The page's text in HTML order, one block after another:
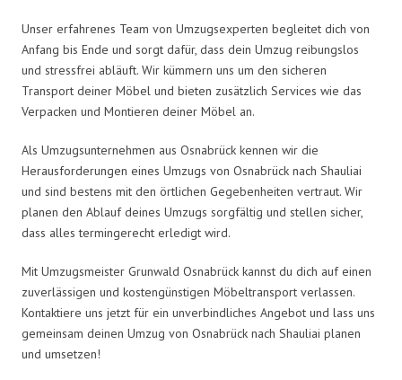
Unser erfahrenes Team von Umzugsexperten begleitet dich von
Anfang bis Ende und sorgt dafür, dass dein Umzug reibungslos
und stressfrei abläuft. Wir kümmern uns um den sicheren
Transport deiner Möbel und bieten zusätzlich Services wie das
Verpacken und Montieren deiner Möbel an.
Als Umzugsunternehmen aus Osnabrück kennen wir die
Herausforderungen eines Umzugs von Osnabrück nach Shauliai
und sind bestens mit den örtlichen Gegebenheiten vertraut. Wir
planen den Ablauf deines Umzugs sorgfältig und stellen sicher,
dass alles termingerecht erledigt wird.
Mit Umzugsmeister Grunwald Osnabrück kannst du dich auf einen
zuverlässigen und kostengünstigen Möbeltransport verlassen.
Kontaktiere uns jetzt für ein unverbindliches Angebot und lass uns
gemeinsam deinen Umzug von Osnabrück nach Shauliai planen
und umsetzen!